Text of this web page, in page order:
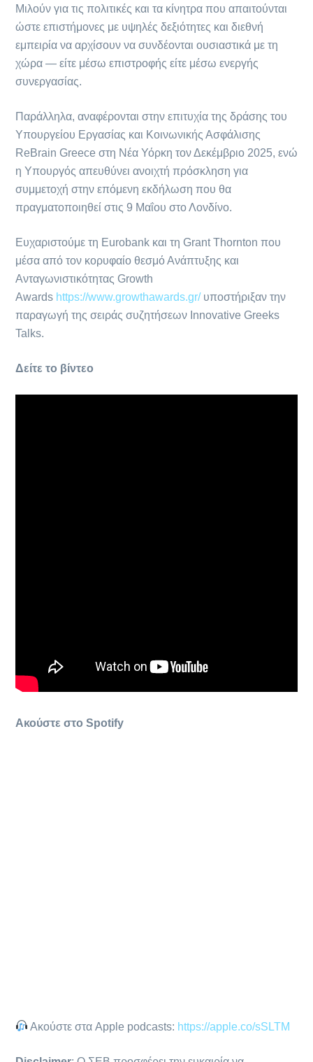
Μιλούν για τις πολιτικές και τα κίνητρα που απαιτούνται
ώστε επιστήμονες με υψηλές δεξιότητες και διεθνή
εμπειρία να αρχίσουν να συνδέονται ουσιαστικά με τη
χώρα — είτε μέσω επιστροφής είτε μέσω ενεργής
συνεργασίας.
Παράλληλα, αναφέρονται στην επιτυχία της δράσης του
Υπουργείου Εργασίας και Κοινωνικής Ασφάλισης
ReBrain Greece στη Νέα Υόρκη τον Δεκέμβριο 2025, ενώ
η Υπουργός απευθύνει ανοιχτή πρόσκληση για
συμμετοχή στην επόμενη εκδήλωση που θα
πραγματοποιηθεί στις 9 Μαΐου στο Λονδίνο.
Ευχαριστούμε τη Eurobank και τη Grant Thornton που
μέσα από τον κορυφαίο θεσμό Ανάπτυξης και
Ανταγωνιστικότητας Growth
Awards https://www.growthawards.gr/υποστήριξαν την
παραγωγή της σειράς συζητήσεων Innovative Greeks
Talks.
Δείτε το βίντεο
Ακούστε στο Spotify
Ακούστε στα Apple podcasts: https://apple.co/sSLTM